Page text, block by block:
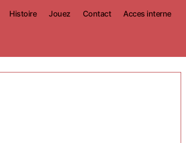
Histoire Jouez Contact Acces interne